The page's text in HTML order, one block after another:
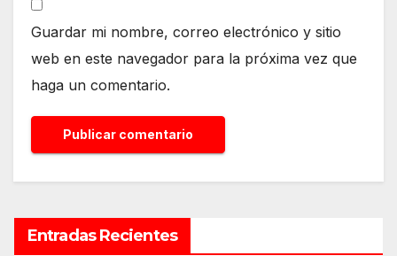
Guardar mi nombre, correo electrónico y sitio
web en este navegador para la próxima vez que
haga un comentario.
Entradas Recientes